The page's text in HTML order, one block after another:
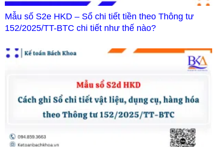
Mẫu số S2e HKD – Sổ chi tiết tiền theo Thông tư
152/2025/TT-BTC chi tiết như thế nào?